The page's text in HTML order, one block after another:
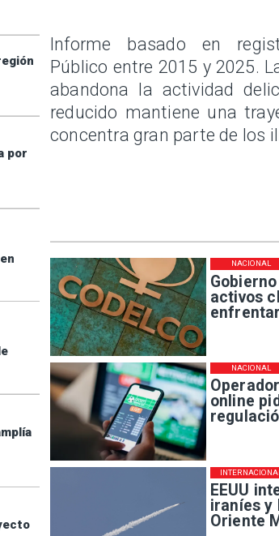
por
activos
NACIONAL
online
NACIONAL
EEUU
iraníes y
Oriente
INTERNACIONAL
Informe basado en
Público entre 2015 y 2025.
abandona la actividad
reducido mantiene una
concentra gran parte de los